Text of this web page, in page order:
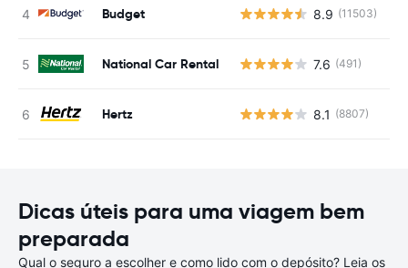
Budget 8.9 (11503)
National Car Rental 7.6 (491)
Hertz 8.1 (8807)
Dicas úteis para uma viagem bem
preparada
Qual o seguro a escolher e como lido com o depósito? Leia os